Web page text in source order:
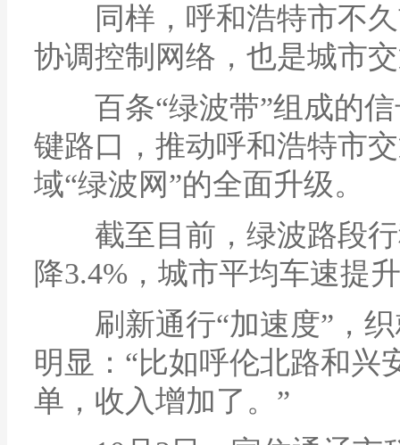
同样，呼和浩特市不久
协调控制网络，也是城市
百条“绿波带”组成的信
键路口，推动呼和浩特市
域“绿波网”的全面升级。
截至目前，绿波路段行
降3.4%，城市平均车速提
刷新通行“加速度”，织
明显：“比如呼伦北路和兴
单，收入增加了。”